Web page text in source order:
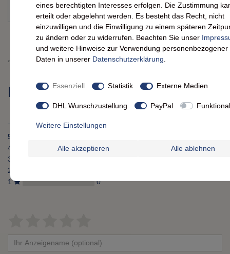
IN DEN WARENKORB
Wunschliste
* inkl. ges. MwSt. zzgl. Versandkosten
Kundenrezensionen(0)
5
4
0
3
2
1
0
von
von
von
von
von
eines berechtigten Interesses erfolgen. Die Zustimmung
erteilt oder abgelehnt werden. Es besteht das Recht, nicht
einzuwilligen und die Einwilligung zu einem späteren
zu ändern oder zu widerrufen. Beachten Sie unser
und weitere Hinweise zur Verwendung personenbezogener
Daten in unserer Daten­schutz­erklärung
Essenziell Statistik Externe Medien
DHL Wunschzustellung PayPal Funktional
Weitere Einstellungen
Alle akzeptieren Alle ablehnen